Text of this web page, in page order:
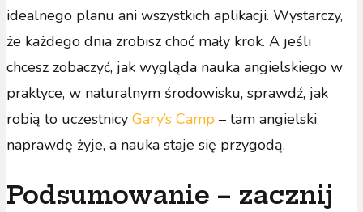
idealnego planu ani wszystkich aplikacji. Wystarczy,
że każdego dnia zrobisz choć mały krok. A jeśli
chcesz zobaczyć, jak wygląda nauka angielskiego w
praktyce, w naturalnym środowisku, sprawdź, jak
robią to uczestnicy Gary’s Camp – tam angielski
naprawdę żyje, a nauka staje się przygodą.
Podsumowanie – zacznij